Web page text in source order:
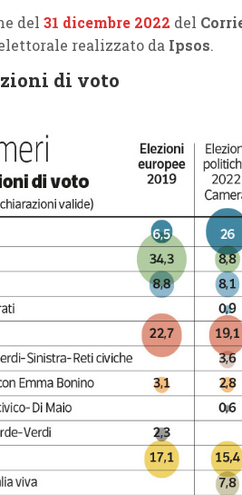
del 31 dicembre 2022 del
realizzato da Ipsos.
di voto